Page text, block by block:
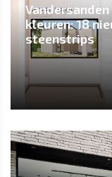
kleuren: 18
steenstrips